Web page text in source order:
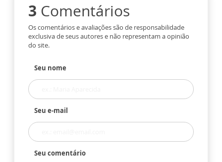
3 Comentários
Os comentários e avaliações são de responsabilidade
exclusiva de seus autores e não representam a opinião
do site.
Seu nome
Seu e-mail
Seu comentário